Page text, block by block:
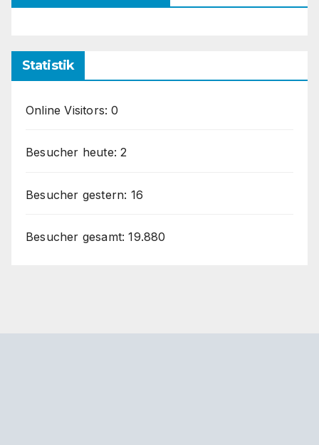
Statistik
Online Visitors:0
Besucher heute:2
Besucher gestern: 16
Besucher gesamt:19.880